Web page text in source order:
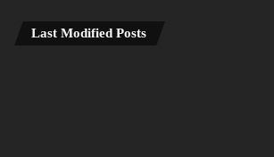
Last Modified Posts